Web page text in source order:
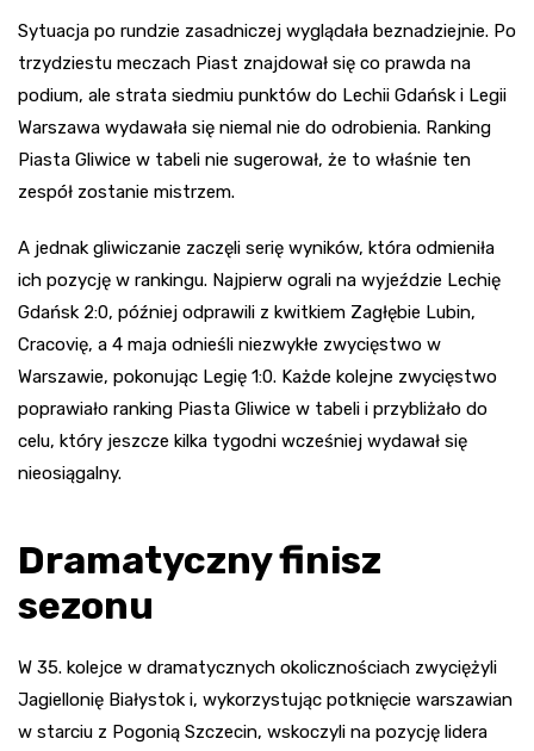
Sytuacja po rundzie zasadniczej wyglądała beznadziejnie. Po
trzydziestu meczach Piast znajdował się co prawda na
podium, ale strata siedmiu punktów do Lechii Gdańsk i Legii
Warszawa wydawała się niemal nie do odrobienia. Ranking
Piasta Gliwice w tabeli nie sugerował, że to właśnie ten
zespół zostanie mistrzem.
A jednak gliwiczanie zaczęli serię wyników, która odmieniła
ich pozycję w rankingu. Najpierw ograli na wyjeździe Lechię
Gdańsk 2:0, później odprawili z kwitkiem Zagłębie Lubin,
Cracovię, a 4 maja odnieśli niezwykłe zwycięstwo w
Warszawie, pokonując Legię 1:0. Każde kolejne zwycięstwo
poprawiało ranking Piasta Gliwice w tabeli i przybliżało do
celu, który jeszcze kilka tygodni wcześniej wydawał się
nieosiągalny.
Dramatyczny finisz
sezonu
W 35. kolejce w dramatycznych okolicznościach zwyciężyli
Jagiellonię Białystok i, wykorzystując potknięcie warszawian
w starciu z Pogonią Szczecin, wskoczyli na pozycję lidera